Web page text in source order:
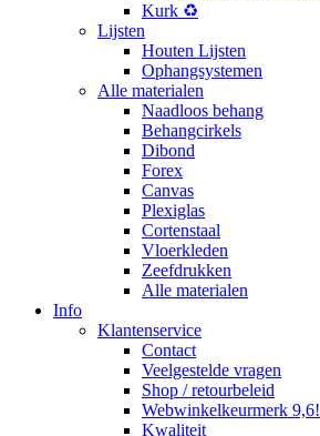
Kurk ♻️
Lijsten
Houten Lijsten
Ophangsystemen
Alle materialen
Naadloos behang
Behangcirkels
Dibond
Forex
Canvas
Plexiglas
Cortenstaal
Vloerkleden
Zeefdrukken
Alle materialen
Info
Klantenservice
Contact
Veelgestelde vragen
Shop / retourbeleid
Webwinkelkeurmerk 9,6!
Kwaliteit